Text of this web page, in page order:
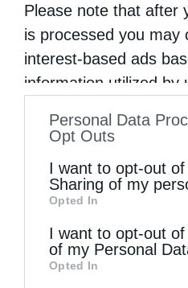
Please note that after
is processed you may
interest-based ads
information utilized by
to your opt-out. You
information by third
of downstream
information may also
third parties on the
Downstream
Personal Data
Opt Outs
I want to opt-out
Sharing of my
Opted In
I want to opt-out
of my Personal
Opted In
Τελευταία άρθρα